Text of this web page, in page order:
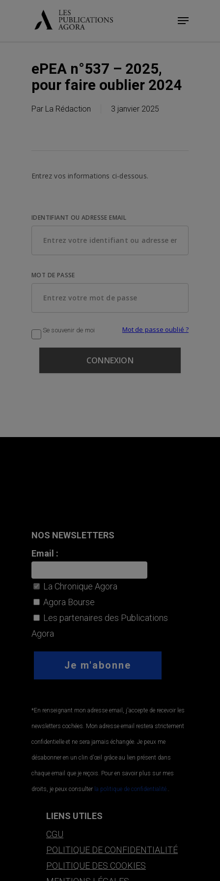
Menu
ePEA n°537 – 2025,
pour faire oublier 2024
Par La Rédaction 3 janvier 2025
Entrez vos informations ci-dessous.
IDENTIFIANT OU ADRESSE EMAIL
MOT DE PASSE
Se souvenir de moi Mot de passe oublié ?
NOS NEWSLETTERS
Email :
La Chronique Agora
Agora Bourse
Les partenaires des Publications
Agora
*En renseignant mon adresse email, j'accepte de recevoir les
newsletters cochées. Mon adresse email restera strictement
confidentielle et ne sera jamais échangée. Je peux me
désabonner en un clin d'œil grâce au lien présent dans
chaque email que je reçois. Pour en savoir plus sur mes
droits, je peux consulter la politique de confidentialité..
LIENS UTILES
CGU
POLITIQUE DE CONFIDENTIALITÉ
POLITIQUE DES COOKIES